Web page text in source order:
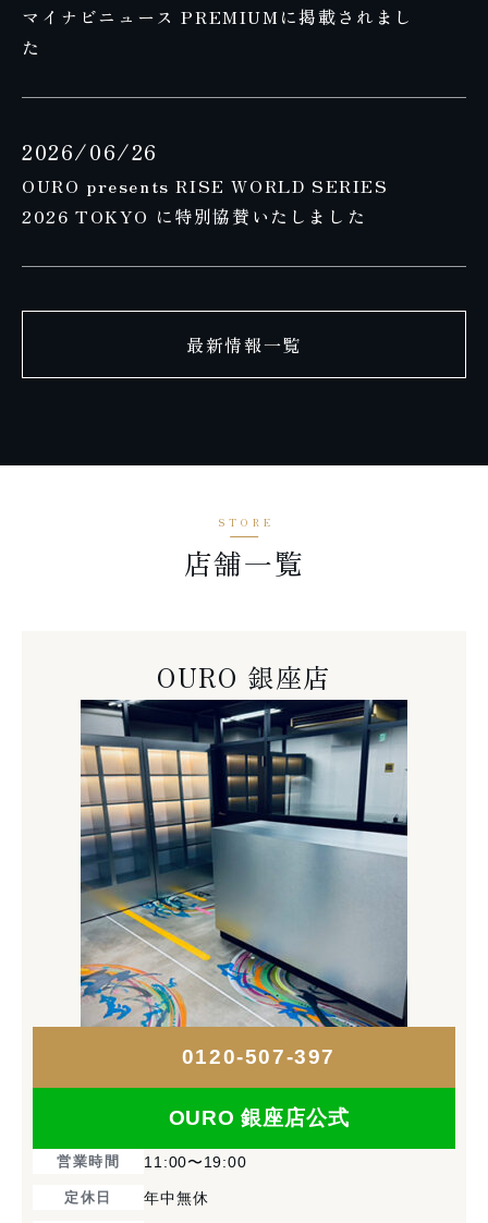
マイナビニュース PREMIUMに掲載されまし
た
2026/06/26
OURO presents RISE WORLD SERIES
2026 TOKYO に特別協賛いたしました
最新情報一覧
店舗一覧
OURO 銀座店
0120-507-397
OURO 銀座店公式
営業時間 11:00〜19:00
定休日 年中無休